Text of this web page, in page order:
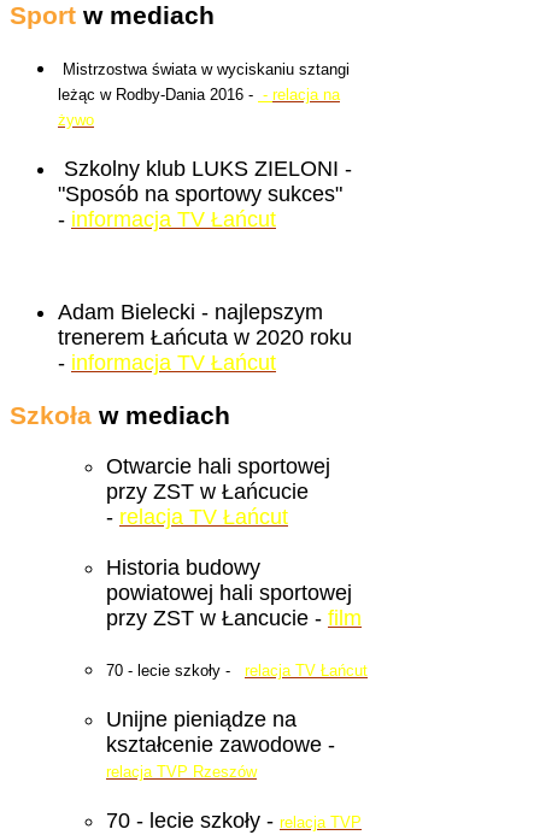
Sport w mediach
Mistrzostwa świata w wyciskaniu sztangi
leżąc w Rodby-Dania 2016 - - relacja na
żywo
Szkolny klub LUKS ZIELONI -
"Sposób na sportowy sukces"
- informacja TV Łańcut
Adam Bielecki - najlepszym
trenerem Łańcuta w 2020 roku
- informacja TV Łańcut
Szkoła w mediach
Otwarcie hali sportowej
przy ZST w Łańcucie
- relacja TV Łańcut
Historia budowy
powiatowej hali sportowej
przy ZST w Łancucie - film
70 - lecie szkoły - relacja TV Łańcut
Unijne pieniądze na
kształcenie zawodowe -
relacja TVP Rzeszów
70 - lecie szkoły - relacja TVP